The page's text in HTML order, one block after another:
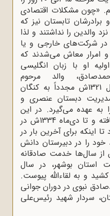
«چون مشکلات اقتصادی
تابستان نیز که
والدین را نداشتند و لذا
در شرکت‌های خارجی و یا
امرار معاش می‌شدند که
او با زبان انگلیسی
والد مرحوم
سیدمحمدحسن نبوی در سال 1321ش مجدداً به کنگان
تا سال 1328ش مدیریت دبستان عنصری و
به عهده می‌گیرد. در این
سال دوباره به اَهْرَم انتقال یافته و تا دی‌ماه 1334ش در
اینکه برای آخرین بار در
خود را در دبیرستان دانش
از سال‌ها خدمت صادقانه
استان بوشهر، در سال
و به لقاءالله پیوست.
نبوی در دوران جوانی
سردار شهید رئیس‌علی